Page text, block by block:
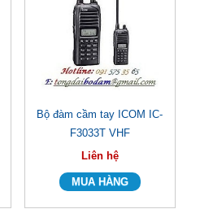
Bộ đàm cầm tay ICOM IC-
F3033T VHF
Liên hệ